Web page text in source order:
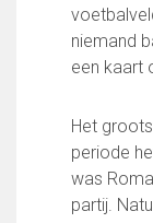
Programma
Onze
Profiel
Opleidingsteams
Beleidsplan
Keepersopleiding
niemand
een kaart
Het
periode
was
partij.